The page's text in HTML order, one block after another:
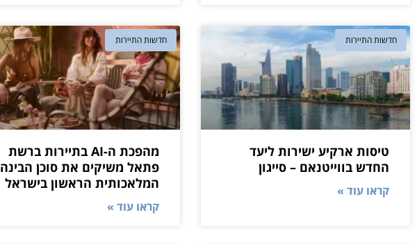
חדשות התיירות
טיסות ארקיע ישירות ליעד
החדש בווייטנאם – סייגון
קראו עוד »
חדשות התיירות
מהפכת ה-AI בתיירות ברשת
פתאל משיקים את סוכן הבינה
המלאכותית הראשון בישראל
קראו עוד »